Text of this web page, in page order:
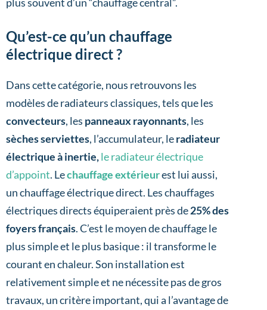
Qu’est-ce qu’un chauffage
électrique direct ?
Dans cette catégorie, nous retrouvons les
modèles de radiateurs classiques, tels que les
convecteurs, les panneaux rayonnants, les
sèches serviettes, l’accumulateur, leradiateur
électrique à inertie,le radiateur électrique
d’appoint. Lechauffage extérieurest lui aussi,
un chauffage électrique direct. Les chauffages
électriques directs équiperaient près de25% des
foyers français. C’est le moyen de chauffage le
plus simple et le plus basique : il transforme le
courant en chaleur. Son installation est
relativement simple et ne nécessite pas de gros
travaux, un critère important, qui a l’avantage de